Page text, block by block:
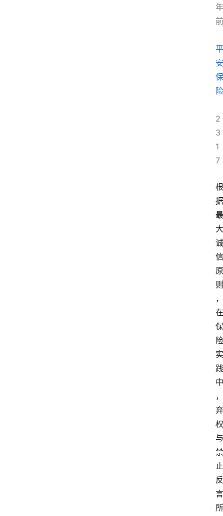
年
前
平
安
保
险
2
3
1
7
根
据
最
大
诚
信
原
则
，
在
保
险
实
践
中
，
弃
权
与
禁
止
反
言
所